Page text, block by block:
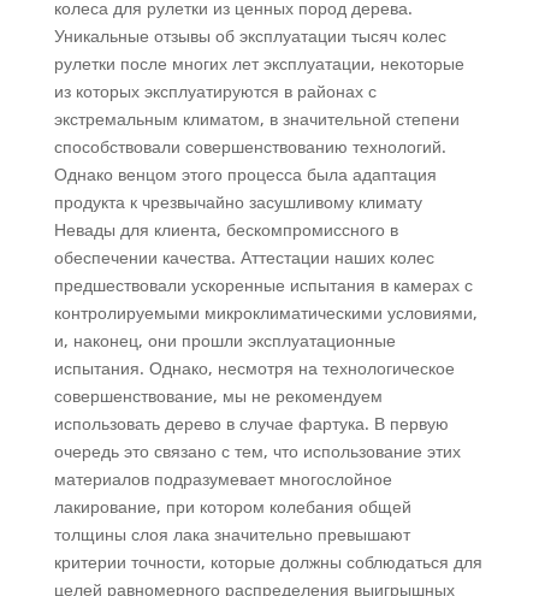
колеса для рулетки из ценных пород дерева.
Уникальные отзывы об эксплуатации тысяч колес
рулетки после многих лет эксплуатации, некоторые
из которых эксплуатируются в районах с
экстремальным климатом, в значительной степени
способствовали совершенствованию технологий.
Однако венцом этого процесса была адаптация
продукта к чрезвычайно засушливому климату
Невады для клиента, бескомпромиссного в
обеспечении качества. Аттестации наших колес
предшествовали ускоренные испытания в камерах с
контролируемыми микроклиматическими условиями,
и, наконец, они прошли эксплуатационные
испытания. Однако, несмотря на технологическое
совершенствование, мы не рекомендуем
использовать дерево в случае фартука. В первую
очередь это связано с тем, что использование этих
материалов подразумевает многослойное
лакирование, при котором колебания общей
толщины слоя лака значительно превышают
критерии точности, которые должны соблюдаться для
целей равномерного распределения выигрышных